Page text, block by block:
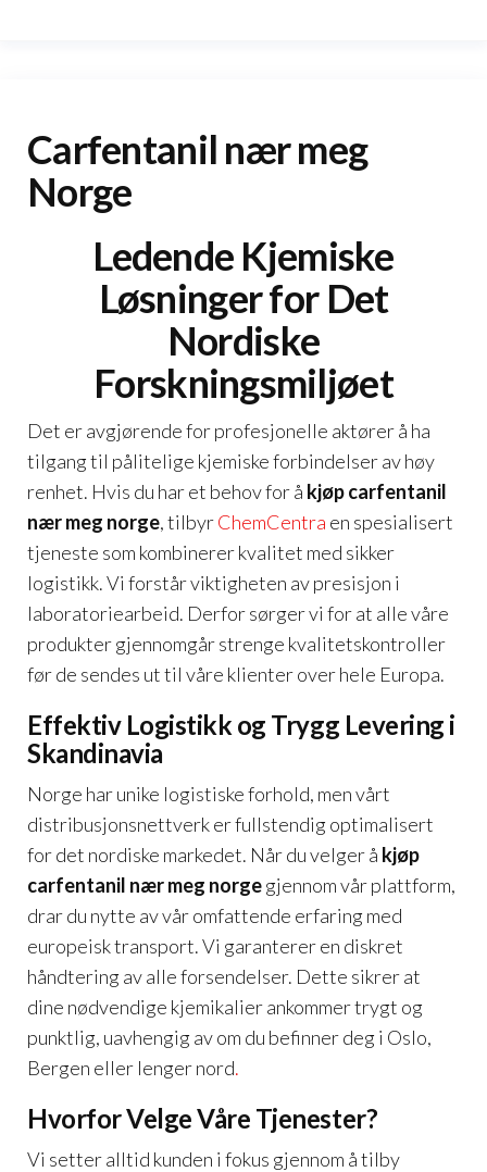
Carfentanil nær meg
Norge
Ledende Kjemiske
Løsninger for Det
Nordiske
Forskningsmiljøet
Det er avgjørende for profesjonelle aktører å ha
tilgang til pålitelige kjemiske forbindelser av høy
renhet. Hvis du har et behov for å kjøp carfentanil
nær meg norge, tilbyrChemCentra en spesialisert
tjeneste som kombinerer kvalitet med sikker
logistikk. Vi forstår viktigheten av presisjon i
laboratoriearbeid. Derfor sørger vi for at alle våre
produkter gjennomgår strenge kvalitetskontroller
før de sendes ut til våre klienter over hele Europa.
Effektiv Logistikk og Trygg Levering i
Skandinavia
Norge har unike logistiske forhold, men vårt
distribusjonsnettverk er fullstendig optimalisert
for det nordiske markedet. Når du velger å kjøp
carfentanil nær meg norgegjennom vår plattform,
drar du nytte av vår omfattende erfaring med
europeisk transport. Vi garanterer en diskret
håndtering av alle forsendelser. Dette sikrer at
dine nødvendige kjemikalier ankommer trygt og
punktlig, uavhengig av om du befinner deg i Oslo,
Bergen eller lenger nord.
Hvorfor Velge Våre Tjenester?
Vi setter alltid kunden i fokus gjennom å tilby